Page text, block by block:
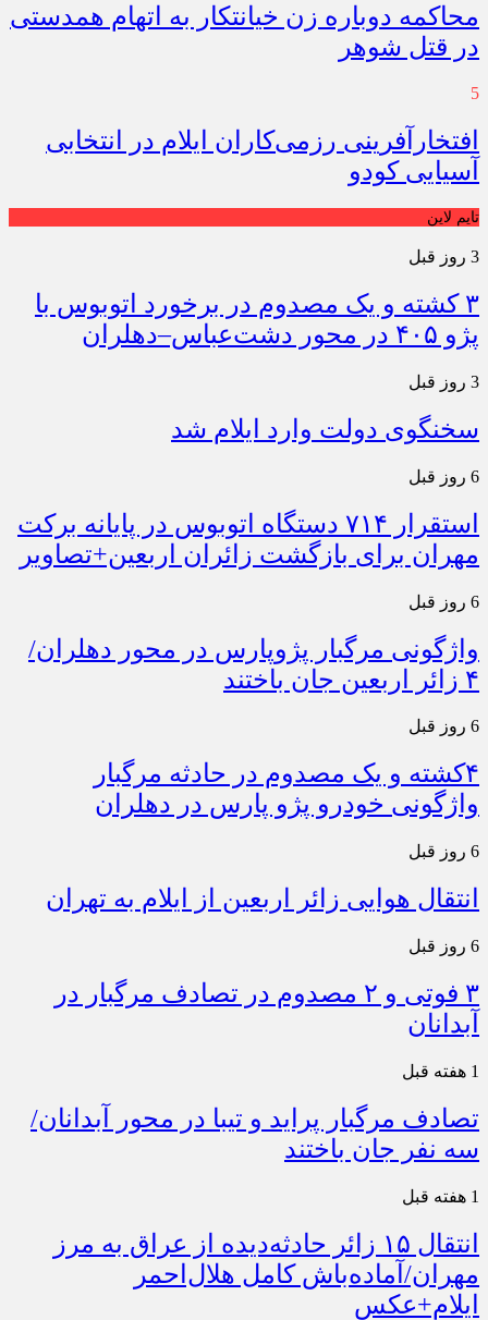
محاکمه دوباره زن خیانتکار به اتهام همدستی
در قتل شوهر
5
افتخارآفرینی رزمی‌کاران ایلام در انتخابی
آسیایی کودو
تایم لاین
3 روز قبل
۳ کشته و یک مصدوم در برخورد اتوبوس با
پژو ۴۰۵ در محور دشت‌عباس–دهلران
3 روز قبل
سخنگوی دولت وارد ایلام شد
6 روز قبل
استقرار ۷۱۴ دستگاه اتوبوس در پایانه برکت
مهران برای بازگشت زائران اربعین+تصاویر
6 روز قبل
واژگونی مرگبار پژوپارس در محور دهلران/
۴ زائر اربعین جان باختند
6 روز قبل
۴کشته و یک مصدوم در حادثه مرگبار
واژگونی خودرو پژو پارس در دهلران
6 روز قبل
انتقال هوایی زائر اربعین از ایلام به تهران
6 روز قبل
۳ فوتی و ۲ مصدوم در تصادف مرگبار در
آبدانان
1 هفته قبل
تصادف مرگبار پراید و تیبا در محور آبدانان/
سه نفر جان باختند
1 هفته قبل
انتقال ۱۵ زائر حادثه‌دیده از عراق به مرز
مهران/آماده‌باش کامل هلال‌احمر
ایلام+عکس